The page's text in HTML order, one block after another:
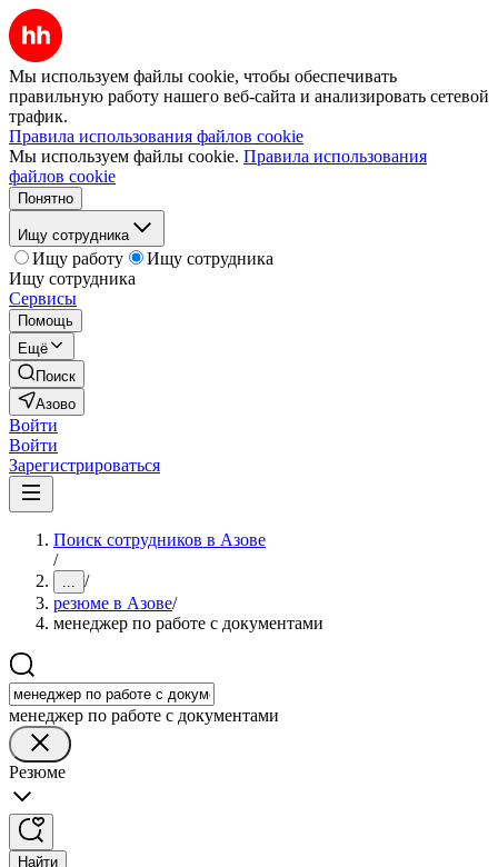
Мы используем файлы cookie, чтобы обеспечивать
правильную работу нашего веб-сайта и анализировать сетевой
трафик.
Правила использования файлов cookie
Мы используем файлы cookie. Правила использования
файлов cookie
Понятно
Ищу сотрудника
Ищу работу
Ищу сотрудника
Ищу сотрудника
Сервисы
Помощь
Ещё
Поиск
Азово
Войти
Войти
Зарегистрироваться
Поиск сотрудников в Азове
/
... /
резюме в Азове/
менеджер по работе с документами
менеджер по работе с документами
Резюме
Найти